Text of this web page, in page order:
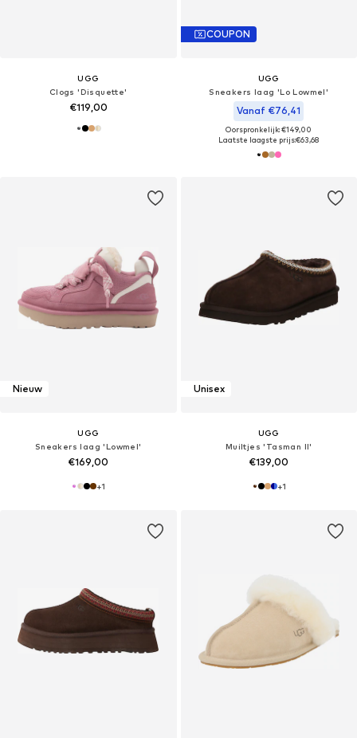
UGG
Clogs 'Disquette'
€119,00
COUPON
UGG
Sneakers laag 'Lo Lowmel'
Vanaf €76,41
Oorspronkelijk: €149,00
Laatste laagste prijs:€63,68
Nieuw
UGG
Sneakers laag 'Lowmel'
€169,00
+1
Unisex
UGG
Muiltjes 'Tasman II'
€139,00
+1